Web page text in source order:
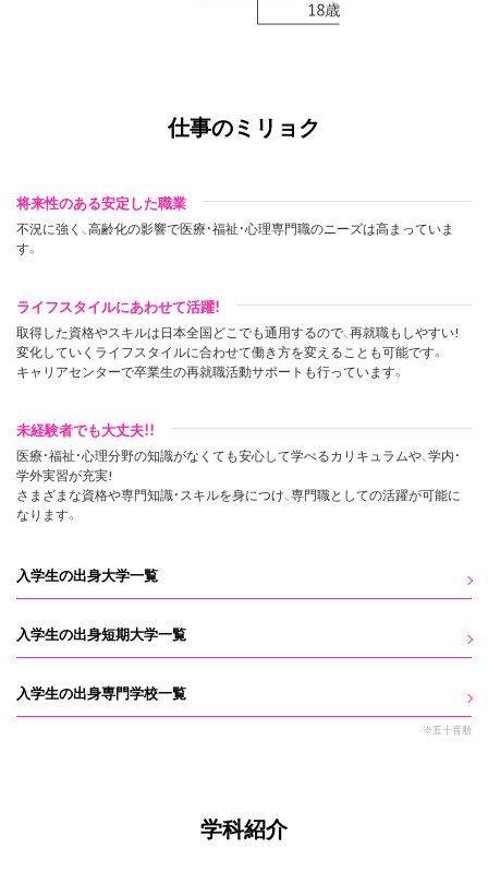
仕事のミリョク
将来性のある安定した職業
不況に強く、高齢化の影響で医療・福祉・心理専門職のニーズは高まっていま
す。
ライフスタイルにあわせて活躍!
取得した資格やスキルは日本全国どこでも通用するので、再就職もしやすい!
変化していくライフスタイルに合わせて働き方を変えることも可能です。
キャリアセンターで卒業生の再就職活動サポートも行っています。
未経験者でも大丈夫!!
医療・福祉・心理分野の知識がなくても安心して学べるカリキュラムや、学内・
学外実習が充実!
さまざまな資格や専門知識・スキルを身につけ、専門職としての活躍が可能に
なります。
入学生の出身大学一覧
入学生の出身短期大学一覧
入学生の出身専門学校一覧
※五十音順
学科紹介